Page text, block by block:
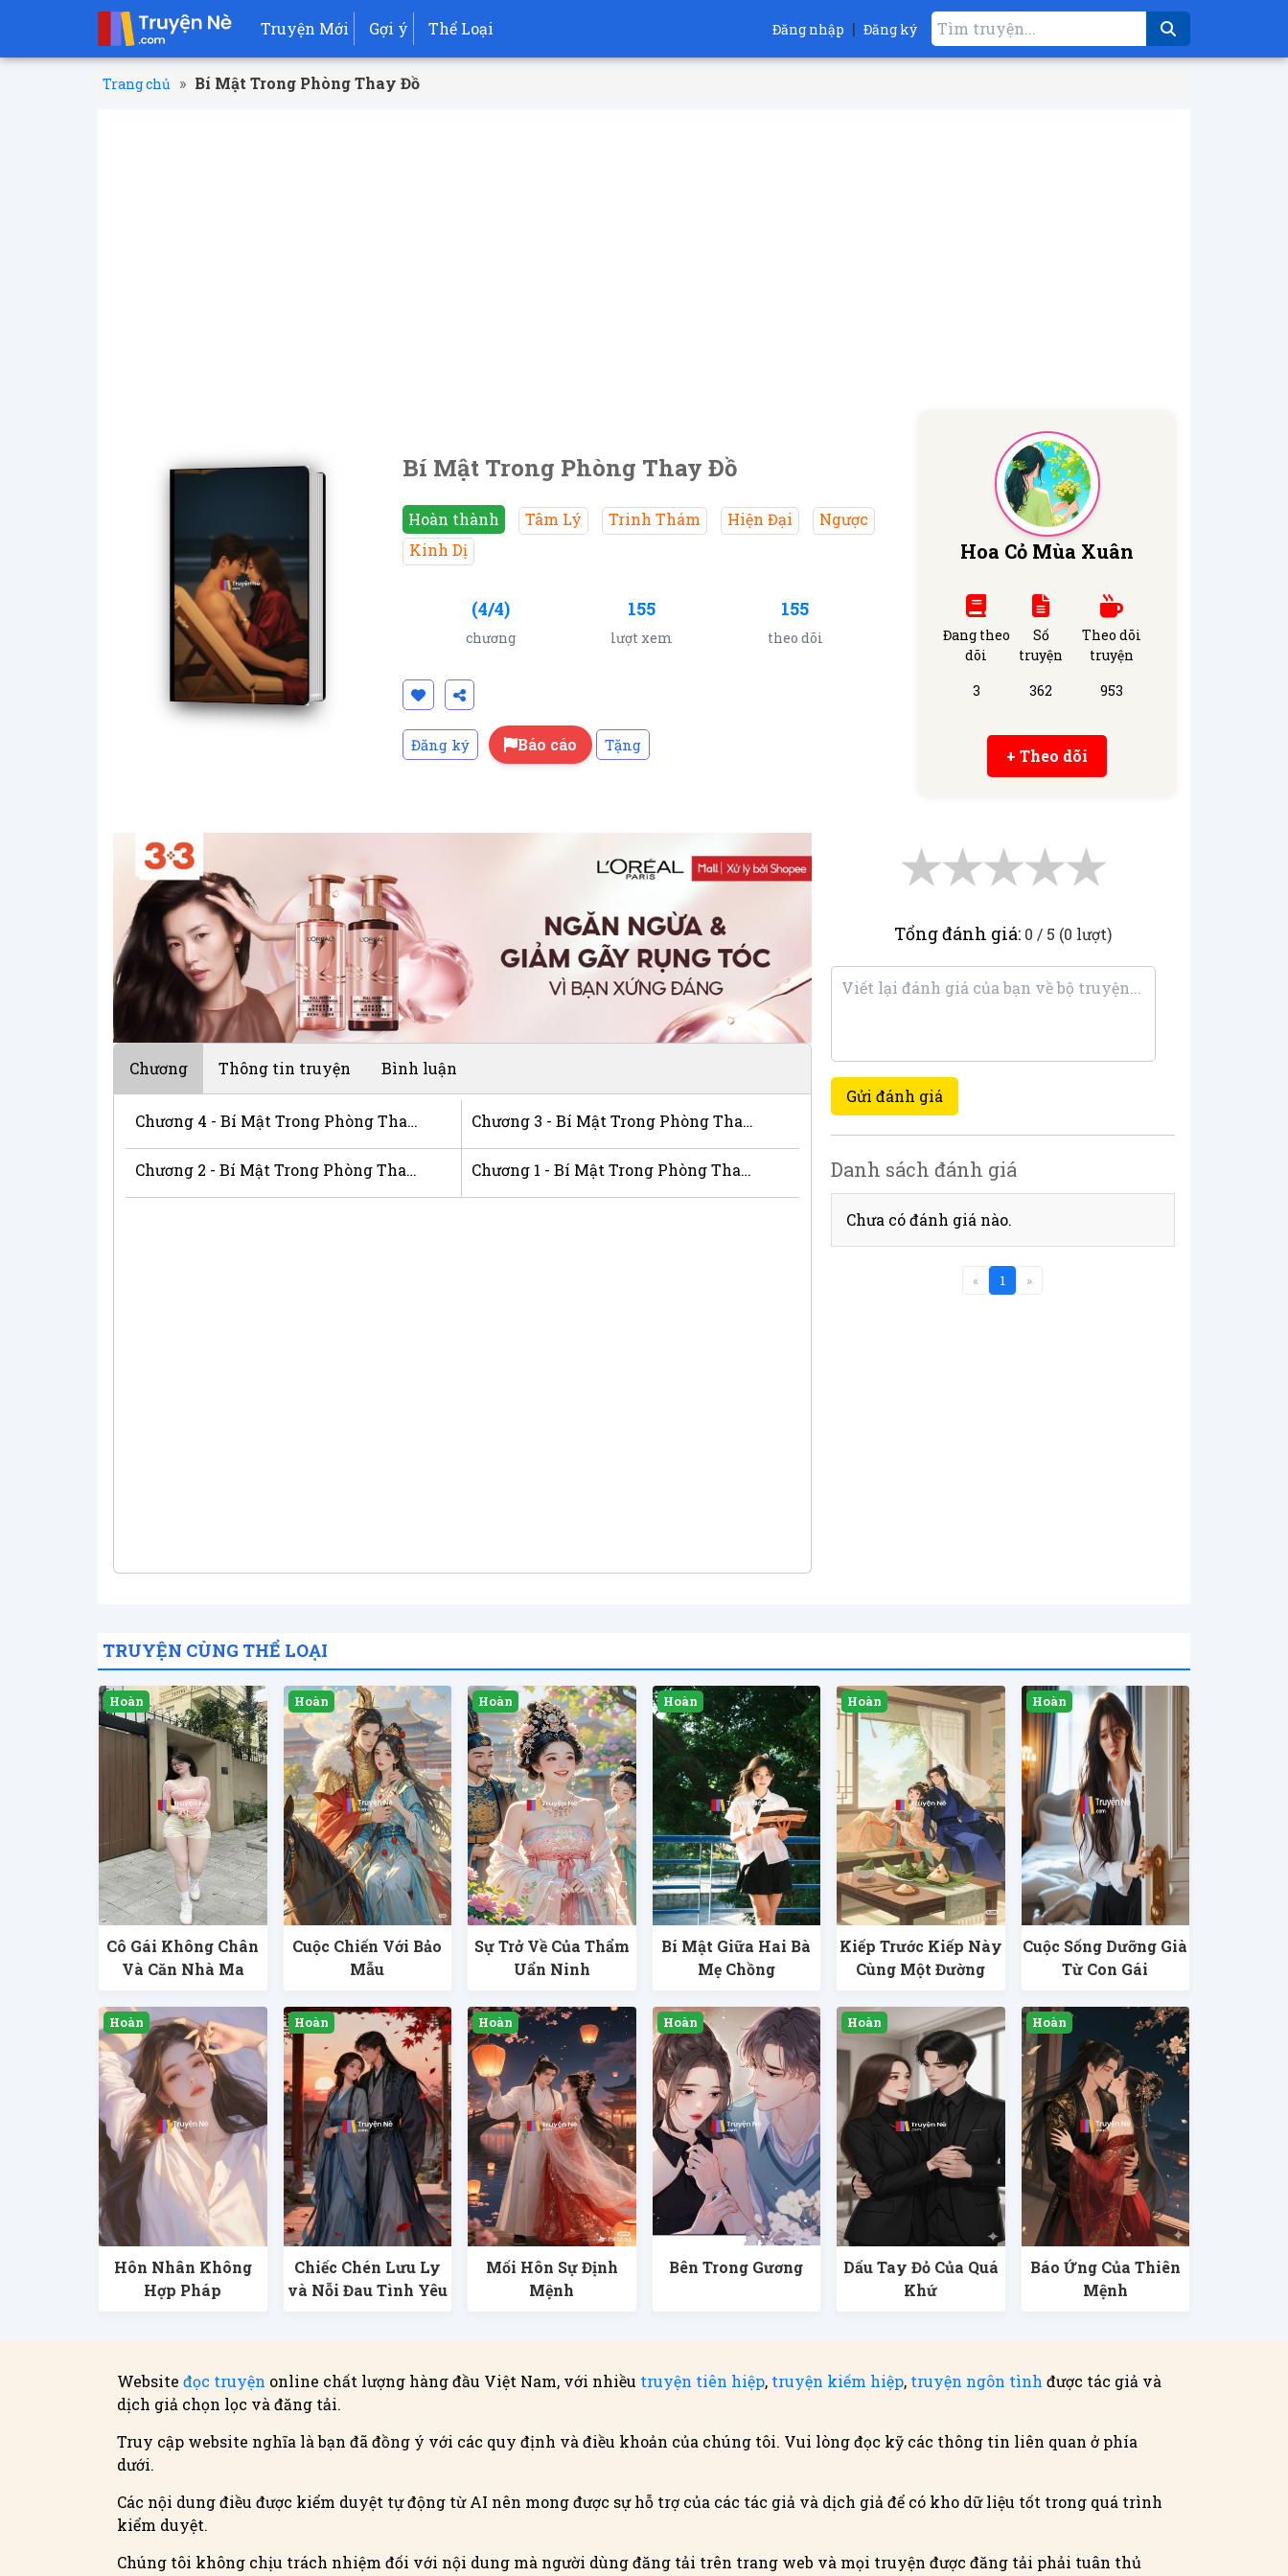
Truyện Mới Gợi ý Thể Loại Đăng nhập | Đăng ký
Trang chủ » Bí Mật Trong Phòng Thay Đồ
Bí Mật Trong Phòng Thay Đồ
Hoàn thành Tâm Lý Trinh Thám Hiện Đại
Ngược
Kinh Dị
(4/4)
chương
155
lượt xem
155
theo dõi
Đăng ký Báo cáo Tặng
Hoa Cỏ Mùa Xuân
Đang theo
dõi
3
Số
truyện
362
Theo dõi
truyện
953
+ Theo dõi
Chương Thông tin truyện Bình luận
Chương 4 - Bí Mật Trong Phòng Thay Đồ Chương 3 - Bí Mật Trong Phòng Thay Đồ
Chương 2 - Bí Mật Trong Phòng Thay Đồ Chương 1 - Bí Mật Trong Phòng Thay Đồ
★
★
★
★
★
Tổng đánh giá: 0 / 5 (0 lượt)
Gửi đánh giá
Danh sách đánh giá
Chưa có đánh giá nào.
« 1 »
TRUYỆN CÙNG THỂ LOẠI
Cô Gái Không Chân
Và Căn Nhà Ma
Cuộc Chiến Với Bảo
Mẫu
Sự Trở Về Của Thẩm
Uẩn Ninh
Bí Mật Giữa Hai Bà
Mẹ Chồng
Kiếp Trước Kiếp Này
Cùng Một Đường
Cuộc Sống Dưỡng Già
Từ Con Gái
Hôn Nhân Không
Hợp Pháp
Chiếc Chén Lưu Ly
và Nỗi Đau Tình Yêu
Mối Hôn Sự Định
Mệnh
Bên Trong Gương
Dấu Tay Đỏ Của Quá
Khứ
Báo Ứng Của Thiên
Mệnh
Website đọc truyện online chất lượng hàng đầu Việt Nam, với nhiều truyện tiên hiệp, truyện kiếm hiệp, truyện ngôn tình được tác giả và
dịch giả chọn lọc và đăng tải.
Truy cập website nghĩa là bạn đã đồng ý với các quy định và điều khoản của chúng tôi. Vui lòng đọc kỹ các thông tin liên quan ở phía
dưới.
Các nội dung điều được kiểm duyệt tự động từ AI nên mong được sự hỗ trợ của các tác giả và dịch giả để có kho dữ liệu tốt trong quá trình
kiểm duyệt.
Chúng tôi không chịu trách nhiệm đối với nội dung mà người dùng đăng tải trên trang web và mọi truyện được đăng tải phải tuân thủ